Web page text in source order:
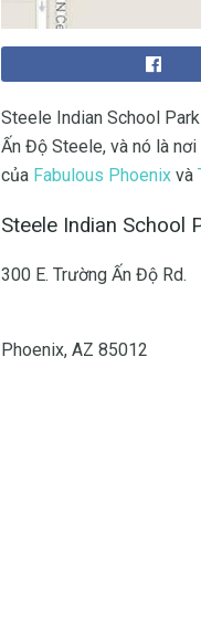
Steele Indian School
Ấn Độ Steele, và nó là
của Fabulous Phoenix và
Steele Indian School
300 E. Trường Ấn Độ Rd.
Phoenix, AZ 85012